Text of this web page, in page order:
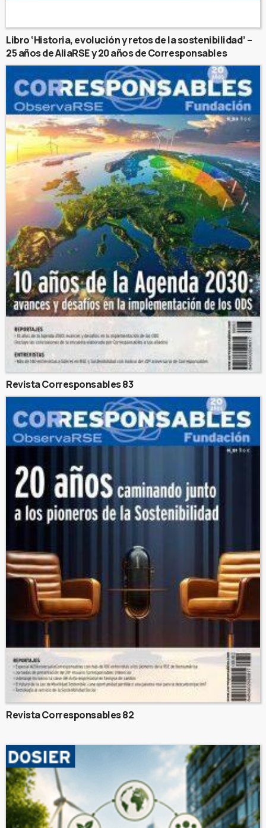
Libro ‘Historia, evolución y retos de la sostenibilidad’ –
25 años de AliaRSE y 20 años de Corresponsables
Revista Corresponsables 83
Revista Corresponsables 82